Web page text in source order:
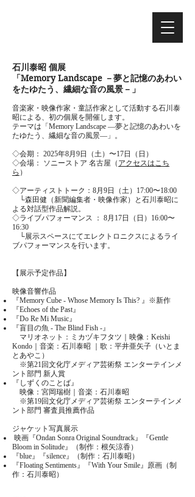
石川泰昭 個展
「Memory Landscape －夢と記憶のあわい
をたゆたう、繊細な音の風景－」
音楽家・映像作家・童話作家として活動する石川泰
昭による、初の個展を開催します。
テーマは「Memory Landscape ―夢と記憶のあわいを
たゆたう、繊細な音の風景―」。
◇会期： 2025年8月9日（土）〜17日（日）
◇会場： ソニーストア 名古屋（ アクセスはこち
ら ）
◇アーティストトーク：8月9日（土）17:00〜18:00
└森田健（新聞編集者・映像作家）と石川泰昭に
よる対話型作品解説。
◇ライブパフォーマンス ： 8月17日（日）16:00〜
16:30
└展示スペースにてエレクトロニクスによるライ
ブパフォーマンスを行います。
【展示予定作品】
映像音響作品
『Memory Cube - Whose Memory Is This? 』※新作
『Echoes of the Past』
『Do Re Mi Music』
『盲目の魚 - The Blind Fish -』
マリオネット：ミカヅキフタツ｜映像：Keishi
Kondo｜音楽：石川泰昭 ｜歌：平井亜矢子（いとま
とあやこ）
※第21回文化庁メディア芸術祭 エンターテインメ
ント部門 新人賞
『しずくのことば』
映像：宮岡瑞樹｜音楽：石川泰昭
※第19回文化庁メディア芸術祭 エンターテインメ
ント部門 審査員推薦作品
ジャケット写真展示
映画『Ondan Sonra Original Soundtrack』『Gentle
Bloom in Solitude』（制作：根矢涼香）
『blue』『silence』（制作：石川泰昭）
『Floating Sentiments』『With Your Smile』原画（制
作：石川泰昭）